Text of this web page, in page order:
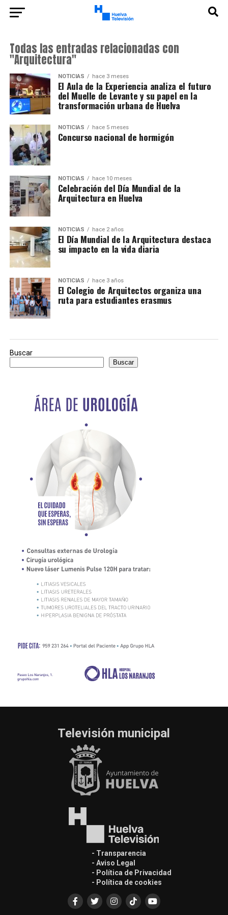
Todas las entradas relacionadas con
"Arquitectura"
NOTICIAS hace 3 meses
El Aula de la Experiencia analiza el futuro
del Muelle de Levante y su papel en la
transformación urbana de Huelva
NOTICIAS hace 5 meses
Concurso nacional de hormigón
NOTICIAS hace 10 meses
Celebración del Día Mundial de la
Arquitectura en Huelva
NOTICIAS hace 2 años
El Día Mundial de la Arquitectura destaca
su impacto en la vida diaria
NOTICIAS hace 3 años
El Colegio de Arquitectos organiza una
ruta para estudiantes erasmus
Buscar
Buscar
Televisión municipal
- Transparencia
- Aviso Legal
- Política de Privacidad
- Política de cookies